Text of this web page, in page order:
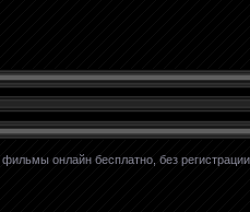
фильмы онлайн бесплатно, без